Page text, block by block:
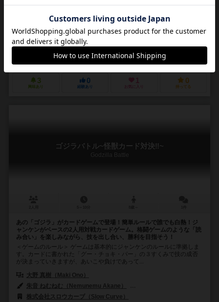
のセットが必要です。 超技術電子社会を舞台にバトルフィールドをも
う一人の自分『AVI』と共にアクシ...
瀬田まみむめも（Mamimumemo Seta）
ゆう？ひ？
舂井ささみ
アメイロプロジェクト（AMaRo Project.）
3
興味あり
0
経験あり
1
お気に入り
0
持ってる
ゴジラバトル~怪獣カード対決‼~
Godzilla Battle
あの「ゴジラ」がカードゲームで登場！簡単ルールで誰でも白熱！ジ
ャンケンがベースの2人用対戦カードゲーム。格闘ゲームのような「読
み合い」を楽しみながら、技を出し合い、勝利を目指そう！
＜ゲームのルール＞ ゲームは基本的にジャンケンのルールに準拠しま
す。カードに書かれた「グー・チョキ・パー」の３すくみで技の成否
が決まっていきますが、あいこや負けであって...
大野 真樹（Maki Ono）
朱音 ねむねむ（Nemunemu Akane）
株式会社スロウカーブ（Slow Curve）